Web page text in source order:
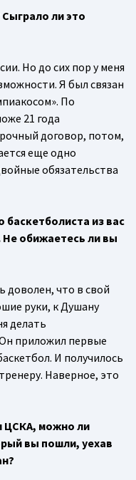
ли это
Но до сих пор у меня
Я был связан
По
21 года
договор, потом,
еще одно
обязательства
из вас
Не обижаетесь ли вы
доволен, что в свой
руки, к Душану
делать
приложил первые
И получилось
Наверное, это
ЦСКА, можно ли
вы пошли, уехав